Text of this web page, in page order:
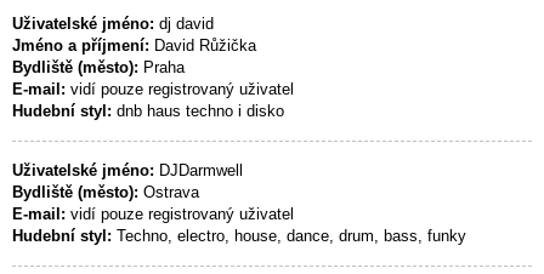
Uživatelské jméno: dj david
Jméno a příjmení: David Růžička
Bydliště (město): Praha
E-mail: vidí pouze registrovaný uživatel
Hudební styl: dnb haus techno i disko
Uživatelské jméno: DJDarmwell
Bydliště (město): Ostrava
E-mail: vidí pouze registrovaný uživatel
Hudební styl: Techno, electro, house, dance, drum, bass, funky